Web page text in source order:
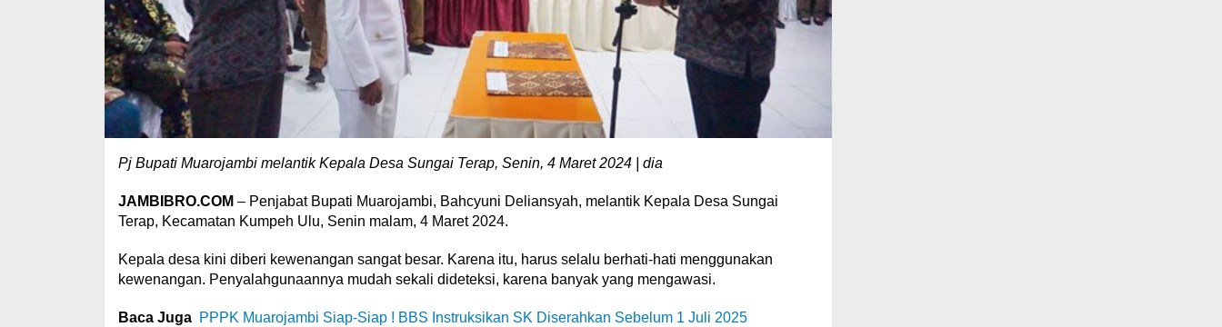
Pj Bupati Muarojambi melantik Kepala Desa Sungai Terap, Senin, 4 Maret 2024 | dia
JAMBIBRO.COM – Penjabat Bupati Muarojambi, Bahcyuni Deliansyah, melantik Kepala Desa Sungai
Terap, Kecamatan Kumpeh Ulu, Senin malam, 4 Maret 2024.
Kepala desa kini diberi kewenangan sangat besar. Karena itu, harus selalu berhati-hati menggunakan
kewenangan. Penyalahgunaannya mudah sekali dideteksi, karena banyak yang mengawasi.
Baca Juga PPPK Muarojambi Siap-Siap ! BBS Instruksikan SK Diserahkan Sebelum 1 Juli 2025